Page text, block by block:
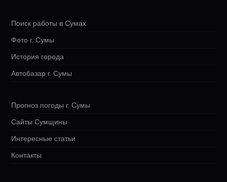
Поиск работы в Сумах
Фото г. Сумы
История города
Автобазар г. Сумы
Прогноз погоды г. Сумы
Сайты Сумщины
Интересные статьи
Контакты